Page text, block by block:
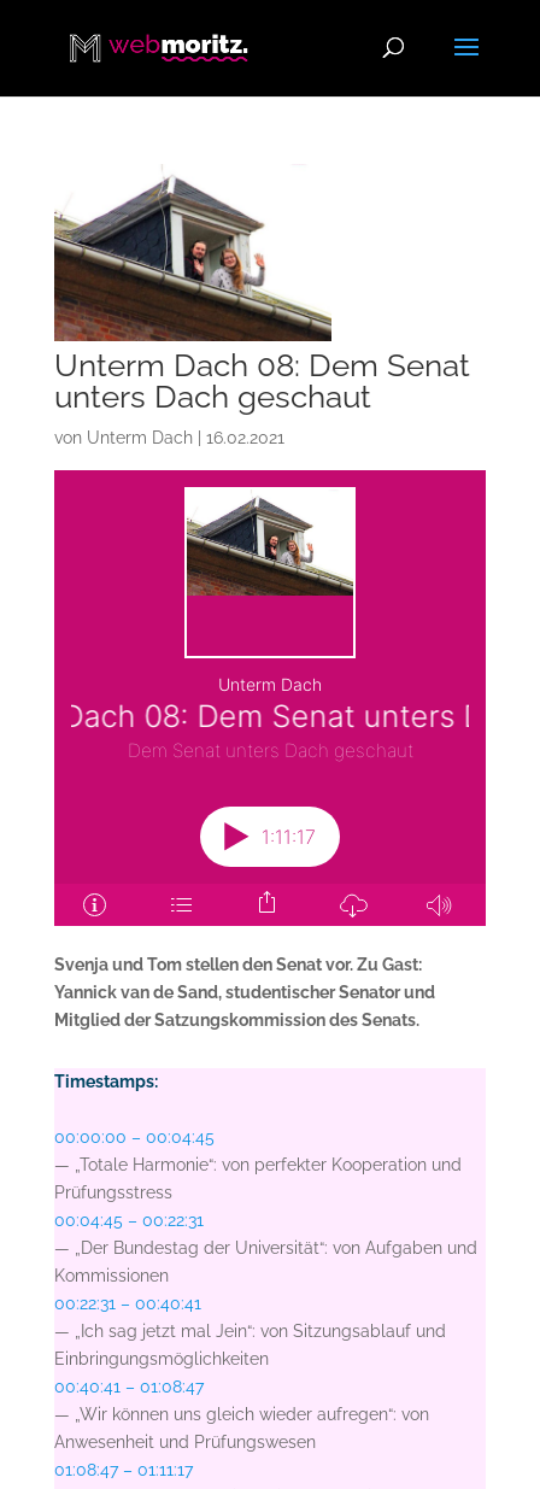
Unterm Dach 08: Dem Senat
unters Dach geschaut
von Unterm Dach| 16.02.2021
Svenja und Tom stellen den Senat vor. Zu Gast:
Yannick van de Sand, studentischer Senator und
Mitglied der Satzungskommission des Senats.
Timestamps:
00:00:00 – 00:04:45
— „Totale Harmonie“: von perfekter Kooperation und
Prüfungsstress
00:04:45 – 00:22:31
— „Der Bundestag der Universität“: von Aufgaben und
Kommissionen
00:22:31 – 00:40:41
— „Ich sag jetzt mal Jein“: von Sitzungsablauf und
Einbringungsmöglichkeiten
00:40:41 – 01:08:47
— „Wir können uns gleich wieder aufregen“: von
Anwesenheit und Prüfungswesen
01:08:47 – 01:11:17